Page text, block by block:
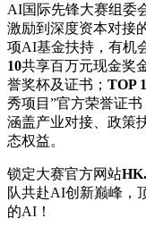
AI国际先锋大赛组委
激励到深度资本对接
项AI基金扶持，有机
10共享百万元现金奖
誉奖杯及证书； TOP
秀项目”官方荣誉证书
涵盖产业对接、政策
态权益。
锁定大赛官方网站
队共赴AI创新巅峰，
的AI！